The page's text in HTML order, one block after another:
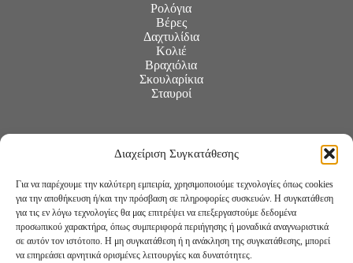
Διαχείριση Συγκατάθεσης
Για να παρέχουμε την καλύτερη εμπειρία, χρησιμοποιούμε τεχνολογίες όπως cookies
για την αποθήκευση ή/και την πρόσβαση σε πληροφορίες συσκευών. Η συγκατάθεση
για τις εν λόγω τεχνολογίες θα μας επιτρέψει να επεξεργαστούμε δεδομένα
προσωπικού χαρακτήρα, όπως συμπεριφορά περιήγησης ή μοναδικά αναγνωριστικά
σε αυτόν τον ιστότοπο. Η μη συγκατάθεση ή η ανάκληση της συγκατάθεσης, μπορεί
να επηρεάσει αρνητικά ορισμένες λειτουργίες και δυνατότητες.
Ρολόγια
Βέρες
Δαχτυλίδια
Κολιέ
Βραχιόλια
Σκουλαρίκια
Σταυροί